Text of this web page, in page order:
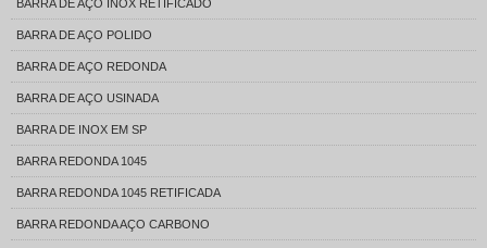
BARRA DE AÇO INOX RETIFICADO
BARRA DE AÇO POLIDO
BARRA DE AÇO REDONDA
BARRA DE AÇO USINADA
BARRA DE INOX EM SP
BARRA REDONDA 1045
BARRA REDONDA 1045 RETIFICADA
BARRA REDONDA AÇO CARBONO